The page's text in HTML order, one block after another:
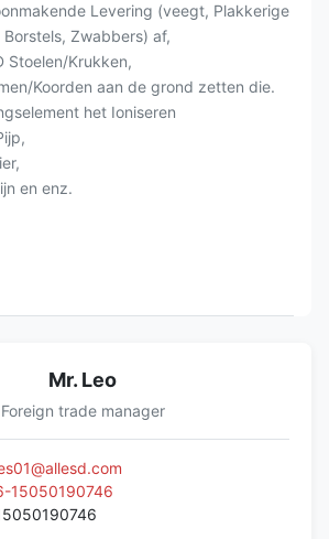
Levering (veegt, Plakkerige
Zwabbers) af,
Stoelen/Krukken,
Koorden aan de grond zetten die.
het Ioniseren
en enz.
Mr. Leo
Foreign trade manager
15050190746